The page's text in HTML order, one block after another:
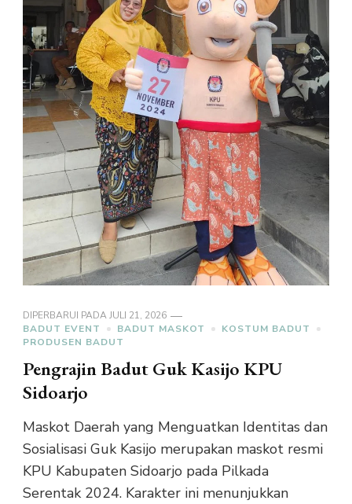
DIPERBARUI PADAJULI 21, 2026
BADUT EVENT
BADUT MASKOT
KOSTUM BADUT
PRODUSEN BADUT
Pengrajin Badut Guk Kasijo KPU
Sidoarjo
Maskot Daerah yang Menguatkan Identitas dan
Sosialisasi Guk Kasijo merupakan maskot resmi
KPU Kabupaten Sidoarjo pada Pilkada
Serentak 2024. Karakter ini menunjukkan